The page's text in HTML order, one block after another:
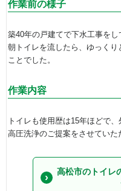
作業前の様子
築40年の戸建てで下水工事をし
朝トイレを流したら、ゆっく
ことでした。
作業内容
トイレも使用歴は15年ほどで
高圧洗浄のご提案をさせていた
高松市のトイレ